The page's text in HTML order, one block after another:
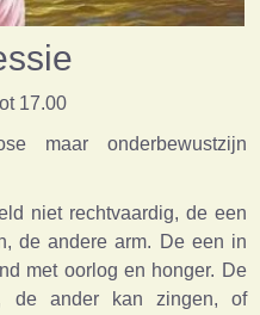
17.00
maar onderbewustzijn
niet rechtvaardig, de een
de andere arm. De een in
met oorlog en honger. De
de ander kan zingen, of